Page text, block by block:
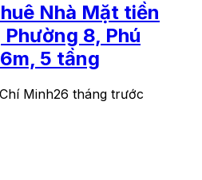
Nhà Mặt tiền
8, Phú
5 tầng
Minh26 tháng trước